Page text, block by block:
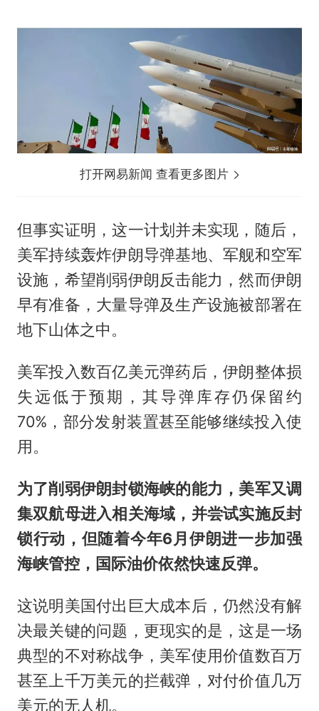
打开网易新闻 查看更多图片
但事实证明，这一计划并未实现，随后，
美军持续轰炸伊朗导弹基地、军舰和空军
设施，希望削弱伊朗反击能力，然而伊朗
早有准备，大量导弹及生产设施被部署在
地下山体之中。
美军投入数百亿美元弹药后，伊朗整体损
失远低于预期，其导弹库存仍保留约
70%，部分发射装置甚至能够继续投入使
用。
为了削弱伊朗封锁海峡的能力，美军又调
集双航母进入相关海域，并尝试实施反封
锁行动，但随着今年6月伊朗进一步加强
海峡管控，国际油价依然快速反弹。
这说明美国付出巨大成本后，仍然没有解
决最关键的问题，更现实的是，这是一场
典型的不对称战争，美军使用价值数百万
甚至上千万美元的拦截弹，对付价值几万
美元的无人机。